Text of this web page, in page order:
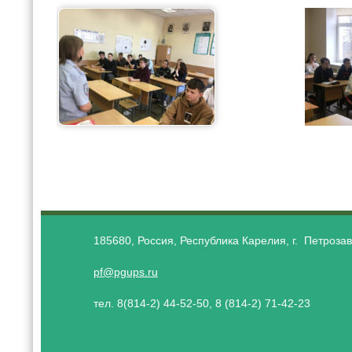
185680, Россия, Республика Карелия, г.
pf@pgups.ru
тел. 8(814-2) 44-52-50, 8 (814-2) 71-42-23